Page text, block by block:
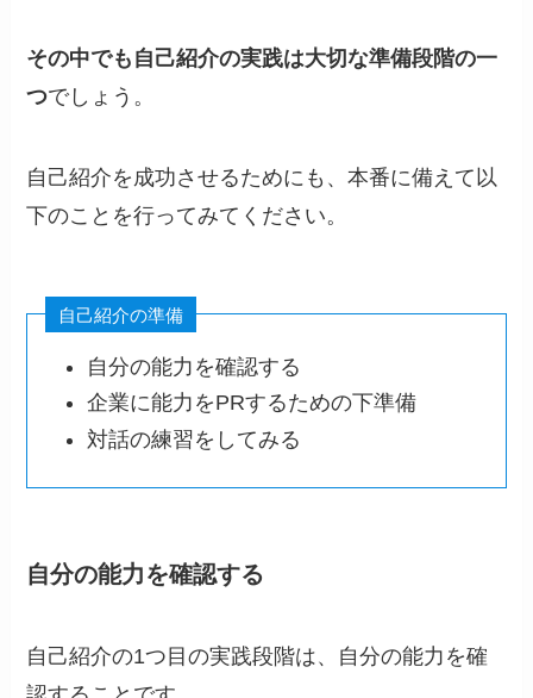
その中でも自己紹介の実践は大切な準備段階の一
つでしょう。
自己紹介を成功させるためにも、本番に備えて以
下のことを行ってみてください。
自己紹介の準備
自分の能力を確認する
企業に能力をPRするための下準備
対話の練習をしてみる
自分の能力を確認する
自己紹介の1つ目の実践段階は、自分の能力を確